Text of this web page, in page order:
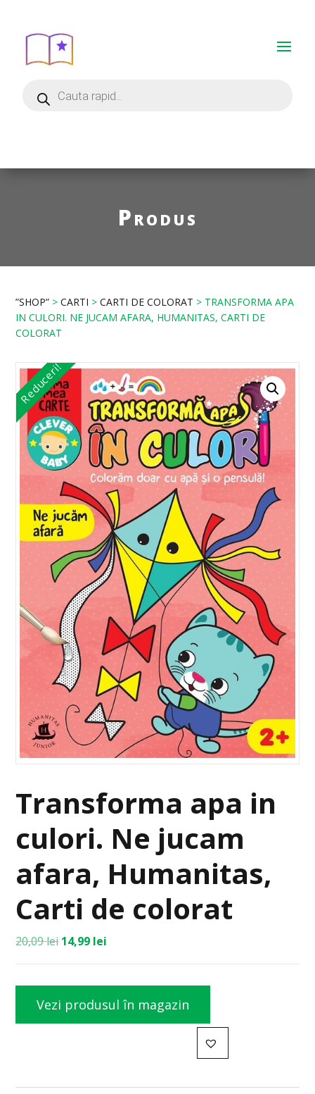
Produs
”SHOP” >CARTI >CARTI DE COLORAT > TRANSFORMA APA
IN CULORI. NE JUCAM AFARA, HUMANITAS, CARTI DE
COLORAT
Reduceri!
Transforma apa in
culori. Ne jucam
afara, Humanitas,
Carti de colorat
20,09lei 14,99 lei
Vezi produsul în magazin